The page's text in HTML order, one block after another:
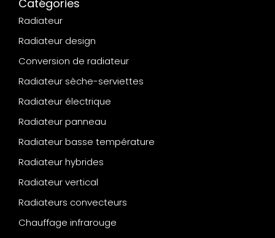
Catégories
Radiateur
Radiateur design
Conversion de radiateur
Radiateur sèche-serviettes
Radiateur électrique
Radiateur panneau
Radiateur basse température
Radiateur hybrides
Radiateur vertical
Radiateurs convecteurs
Chauffage infrarouge